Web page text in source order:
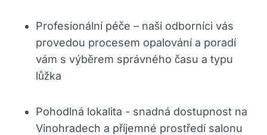
Profesionální ⁤péče – naši odborníci vás
provedou procesem opalování a⁢ poradí
vám s⁣ výběrem správného času a typu
lůžka
Pohodlná lokalita ​- snadná dostupnost ‍na
Vinohradech a‌ příjemné ​prostředí salonu